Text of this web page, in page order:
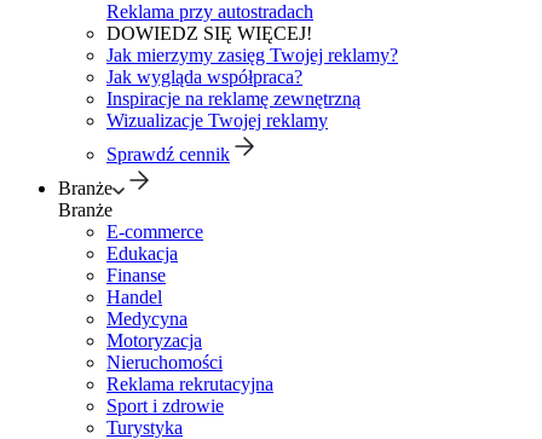
Reklama przy autostradach
DOWIEDZ SIĘ WIĘCEJ!
Jak mierzymy zasięg Twojej reklamy?
Jak wygląda współpraca?
Inspiracje na reklamę zewnętrzną
Wizualizacje Twojej reklamy
Sprawdź cennik
Branże
Branże
E-commerce
Edukacja
Finanse
Handel
Medycyna
Motoryzacja
Nieruchomości
Reklama rekrutacyjna
Sport i zdrowie
Turystyka